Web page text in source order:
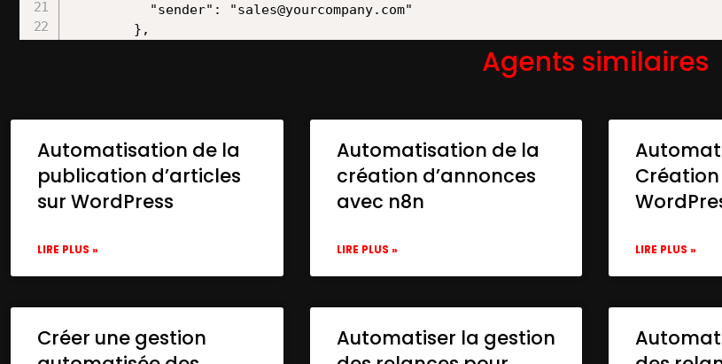
          "sender": "sales@yourcompany.com"
        },
              "mode": "everyMinute"
            }
          ]
        }
      },
        "microsoftOutlookOAuth2Api": {
      "typeVersion": 1
    },
Agents similaires
Automatisation de la
publication d’articles
sur WordPress
LIRE PLUS »
Automatisation de la
création d’annonces
avec n8n
LIRE PLUS »
Création
LIRE PLUS »
Créer une gestion
Automatiser la gestion